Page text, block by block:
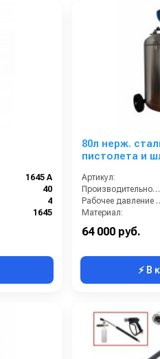
1645 A
40
4
1645
80л нерж.
пистолета и
Артикул:
Производительность (л/мин):
Рабочее
Материал:
64 000 руб.
⚡ В